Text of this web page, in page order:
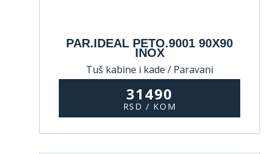
PAR.IDEAL PETO.9001 90X90
INOX
Tuš kabine i kade / Paravani
31490
RSD / KOM